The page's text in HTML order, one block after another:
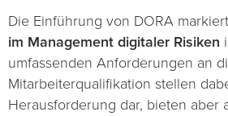
Die Einführung von DORA
im Management digitaler Risiken
umfassenden Anforderungen an
Mitarbeiterqualifikation stellen
Herausforderung dar, bieten aber